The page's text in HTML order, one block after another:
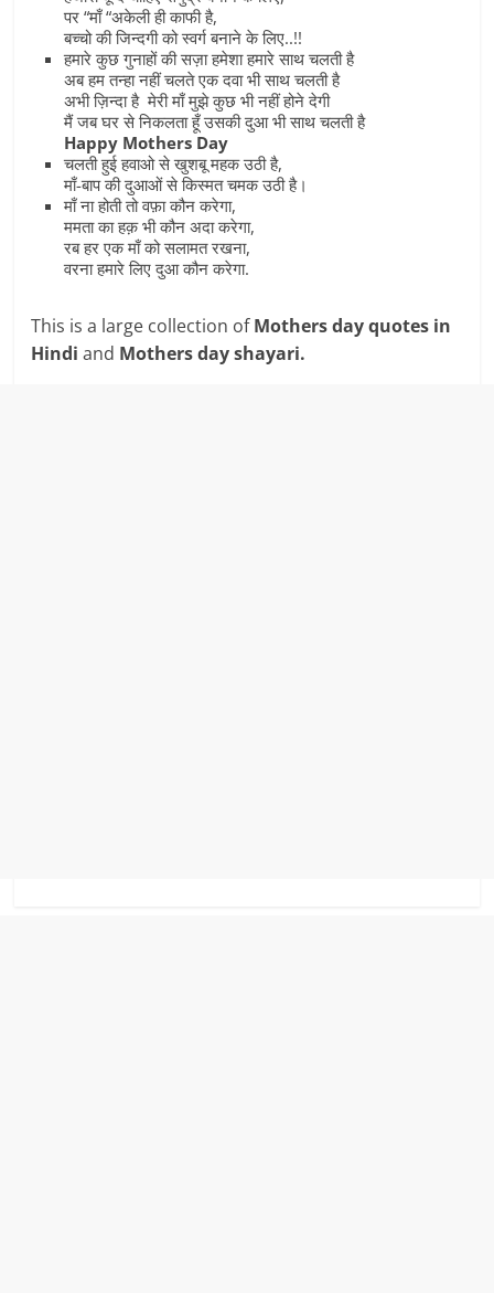
पर “माँ “अकेली ही काफी है,
बच्चो की जिन्दगी को स्वर्ग बनाने के लिए..!!
हमारे कुछ गुनाहों की सज़ा हमेशा हमारे साथ चलती है
अब हम तन्हा नहीं चलते एक दवा भी साथ चलती है
अभी ज़िन्दा है मेरी माँ मुझे कुछ भी नहीं होने देगी
मैं जब घर से निकलता हूँ उसकी दुआ भी साथ चलती है
Happy Mothers Day
चलती हुई हवाओ से खुशबू महक उठी है,
माँ-बाप की दुआओं से किस्मत चमक उठी है।
माँ ना होती तो वफ़ा कौन करेगा,
ममता का हक़ भी कौन अदा करेगा,
रब हर एक माँ को सलामत रखना,
वरना हमारे लिए दुआ कौन करेगा.
This is a large collection ofMothers day quotes in
Hindiand Mothers day shayari.